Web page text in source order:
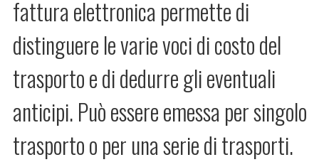
fattura elettronica permette di
distinguere le varie voci di costo del
trasporto e di dedurre gli eventuali
anticipi. Può essere emessa per singolo
trasporto o per una serie di trasporti.